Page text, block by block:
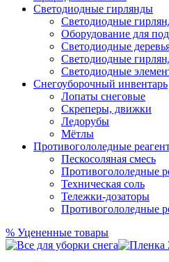
Светодиодные гирлянды
Светодиодные
Оборудование для
Светодиодные
Светодиодные
Светодиодные
Снегоуборочный инвентарь
Лопаты снеговые
Скреперы, движки
Ледорубы
Мётлы
Противогололедные
Пескосоляная смесь
Противогололедные
Техническая соль
Тележки-дозаторы
Противогололедные
% Уцененные товары